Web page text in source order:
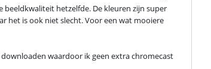
hetzelfde. De kleuren zijn super
het is ook niet slecht. Voor een wat mooiere
waardoor ik geen extra chromecast